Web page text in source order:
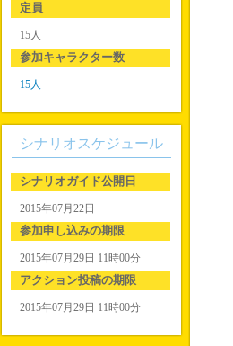
定員
15人
参加キャラクター数
15人
シナリオスケジュール
シナリオガイド公開日
2015年07月22日
参加申し込みの期限
2015年07月29日 11時00分
アクション投稿の期限
2015年07月29日 11時00分